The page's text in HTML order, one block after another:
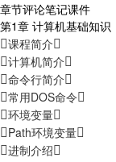
章节评论笔记课件
第1章 计算机基础知识
课程简介
计算机简介
命令行简介
常用DOS命令
环境变量
Path环境变量
进制介绍